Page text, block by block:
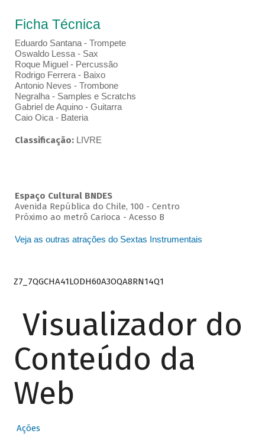
Ficha Técnica
Eduardo Santana - Trompete
Oswaldo Lessa - Sax
Roque Miguel - Percussão
Rodrigo Ferrera - Baixo
Antonio Neves - Trombone
Negralha - Samples e Scratchs
Gabriel de Aquino - Guitarra
Caio Oica - Bateria
Classificação: LIVRE
Espaço Cultural BNDES
Avenida República do Chile, 100 - Centro
Próximo ao metrô Carioca - Acesso B
Veja as outras atrações do Sextas Instrumentais
Z7_7QGCHA41LODH60A3OQA8RN14Q1
Visualizador do
Conteúdo da
Web
Ações